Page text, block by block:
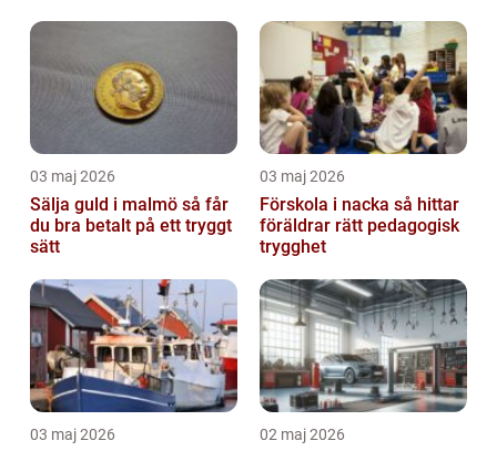
03 maj 2026
Sälja guld i malmö så får
du bra betalt på ett tryggt
sätt
03 maj 2026
Förskola i nacka så hittar
föräldrar rätt pedagogisk
trygghet
03 maj 2026 02 maj 2026